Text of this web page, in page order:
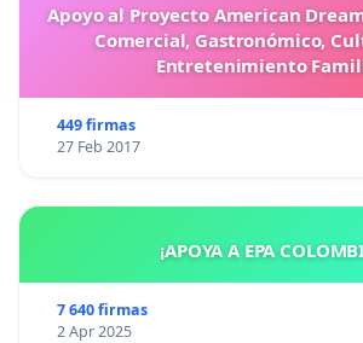
Apoyo al Proyecto American
Comercial, Gastronómico,
Entretenimiento
449 firmas
27 Feb 2017
¡APOYA A EPA
7 640 firmas
2 Apr 2025